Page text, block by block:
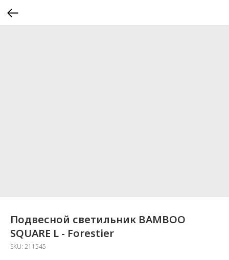
Подвесной светильник BAMBOO
SQUARE L - Forestier
SKU: 211545